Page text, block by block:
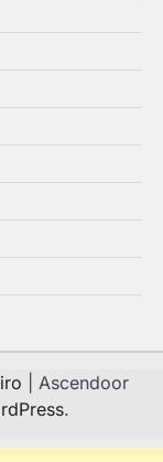
| Ascendoor
.